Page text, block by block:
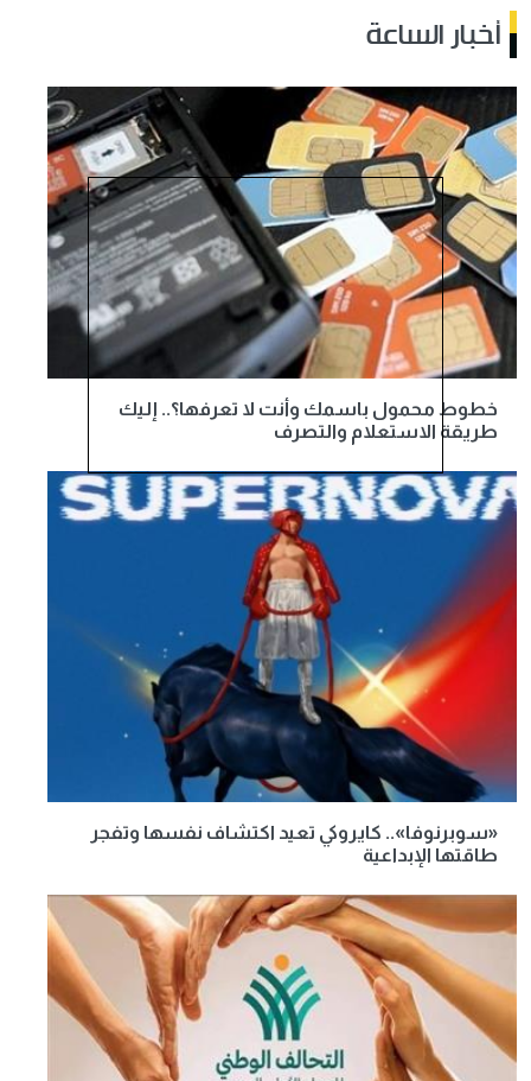
أخبار الساعة
خطوط محمول باسمك وأنت لا تعرفها؟.. إليك
طريقة الاستعلام والتصرف
«سوبرنوفا».. كايروكي تعيد اكتشاف نفسها وتفجر
طاقتها الإبداعية